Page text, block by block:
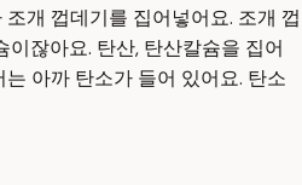
개 껍데기를 집어넣어요. 조개 껍
잖아요. 탄산, 탄산칼슘을 집어
아까 탄소가 들어 있어요. 탄소